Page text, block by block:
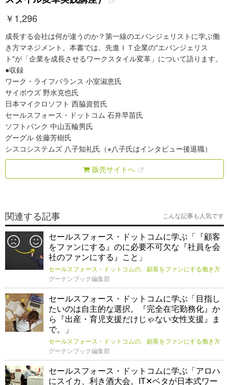
￥1,296
成長する会社は何が違うのか？第一線のエバンジェリストに学ぶ働
き方マネジメント。本書では、先進ＩＴ企業の"エバンジェリス
ト"が「企業を成長させるワークスタイル変革」について語ります。
●収録
ワーク・ライフバランス 小室淑恵氏
サイボウズ 野水克也氏
日本マイクロソフト 西脇資哲氏
セールスフォース・ドットコム 石井早苗氏
ソフトバンク 中山五輪男氏
グーグル 佐藤芳樹氏
シスコシステムズ 八子知礼氏（※八子氏はインタビュー後退職）
販売サイトへ
関連する記事 こんな記事も人気です
セールスフォース・ドットコムに学ぶ「『顧客
をファンにする』のに必要不可欠な『社員を会
社のファンにする』こと」
セールスフォース・ドットコムの、顧客をファンにする働き方
グーテンブック編集部
セールスフォース・ドットコムに学ぶ「目指し
たいのは自主的な選択。『完全在宅勤務化』か
ら『出産・育児支援だけじゃない女性支援』ま
で。」
セールスフォース・ドットコムの、顧客をファンにする働き方
グーテンブック編集部
セールスフォース・ドットコムに学ぶ「アロハ
にスイカ、利き酒大会。IT✕ベタが日本式ワー